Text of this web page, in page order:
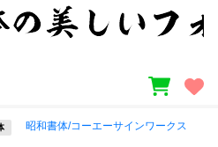
昭和書体/コーエーサインワークス